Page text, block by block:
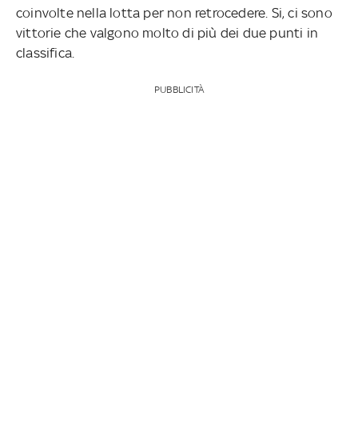
coinvolte nella lotta per non retrocedere. Si, ci sono
vittorie che valgono molto di più dei due punti in
classifica.
PUBBLICITÀ